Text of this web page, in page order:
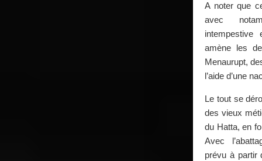
A noter que
avec
intempestive
amène les
Menaurupt,
l’aide d’une
Le tout se
des vieux
du Hatta, en
Avec
prévu à partir